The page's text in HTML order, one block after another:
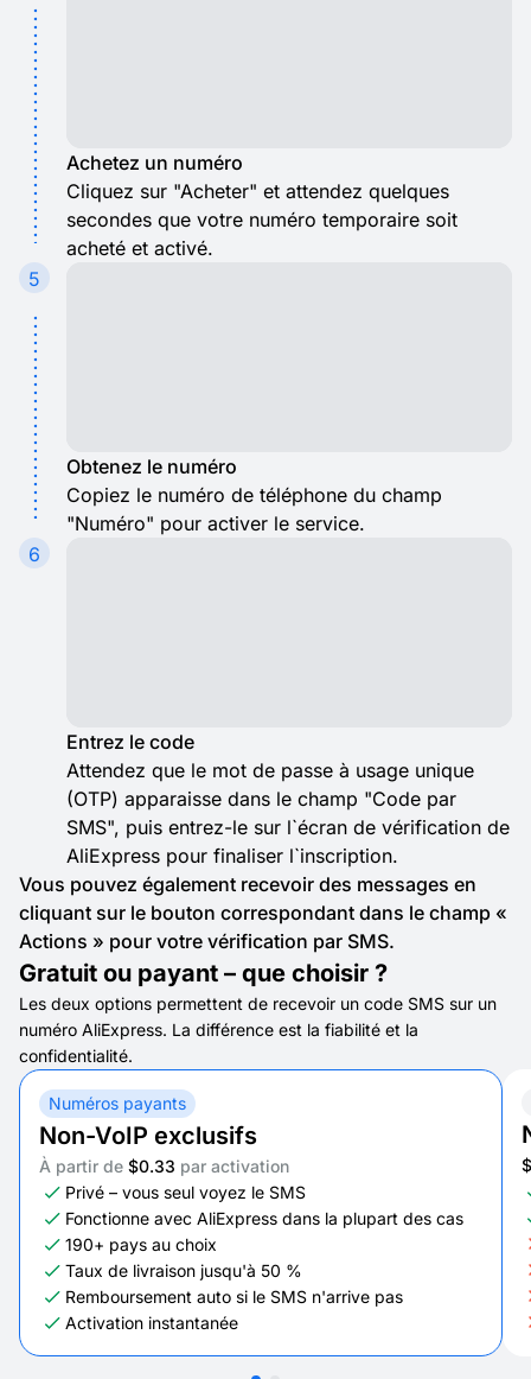
Achetez un numéro
Cliquez sur "Acheter" et attendez quelques
secondes que votre numéro temporaire soit
acheté et activé.
5
Obtenez le numéro
Copiez le numéro de téléphone du champ
"Numéro" pour activer le service.
6
Entrez le code
Attendez que le mot de passe à usage unique
(OTP) apparaisse dans le champ "Code par
SMS", puis entrez-le sur l`écran de vérification de
AliExpress pour finaliser l`inscription.
Vous pouvez également recevoir des messages en
cliquant sur le bouton correspondant dans le champ «
Actions » pour votre vérification par SMS.
Gratuit ou payant – que choisir ?
Les deux options permettent de recevoir un code SMS sur un
numéro AliExpress. La différence est la fiabilité et la
confidentialité.
Numéros payants
Non-VoIP exclusifs
À partir de $0.33 par activation
Privé – vous seul voyez le SMS
Fonctionne avec AliExpress dans la plupart des cas
190+ pays au choix
Taux de livraison jusqu'à 50 %
Remboursement auto si le SMS n'arrive pas
Activation instantanée